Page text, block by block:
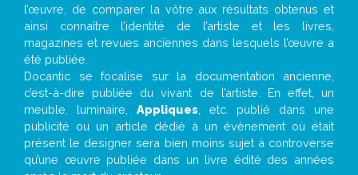
l’œuvre, de comparer la vôtre aux résultats obtenus et
ainsi connaître l’identité de l’artiste et les livres,
magazines et revues anciennes dans lesquels l’œuvre a
été publiée.
Docantic se focalise sur la documentation ancienne,
c’est-à-dire publiée du vivant de l’artiste. En effet, un
meuble, luminaire, Appliques , etc. publié dans une
publicité ou un article dédié à un évènement où était
présent le designer sera bien moins sujet à controverse
qu’une œuvre publiée dans un livre édité des années